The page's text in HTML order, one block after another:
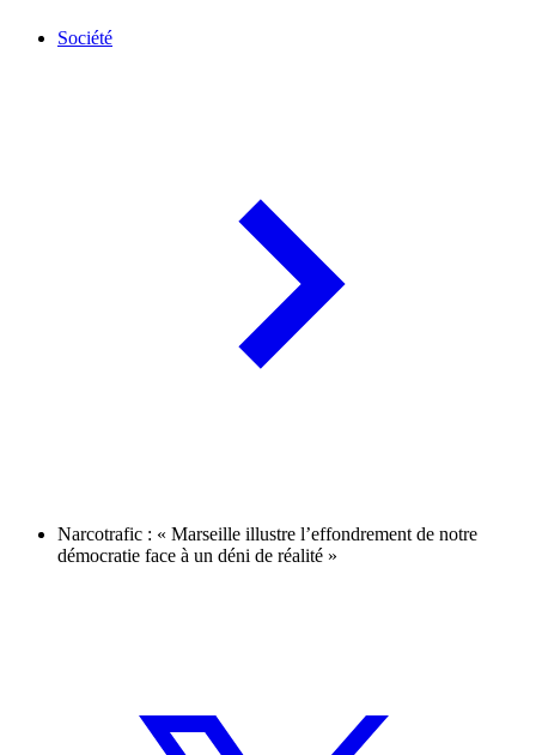
Société
Narcotrafic : « Marseille illustre l’effondrement de notre
démocratie face à un déni de réalité »